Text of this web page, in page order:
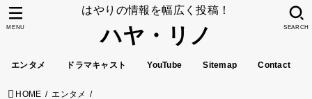
はやりの情報を幅広く投稿！
ハヤ・リノ
エンタメ ドラマキャスト YouTube Sitemap Contact
SEARCH
MENU
HOME
エンタメ